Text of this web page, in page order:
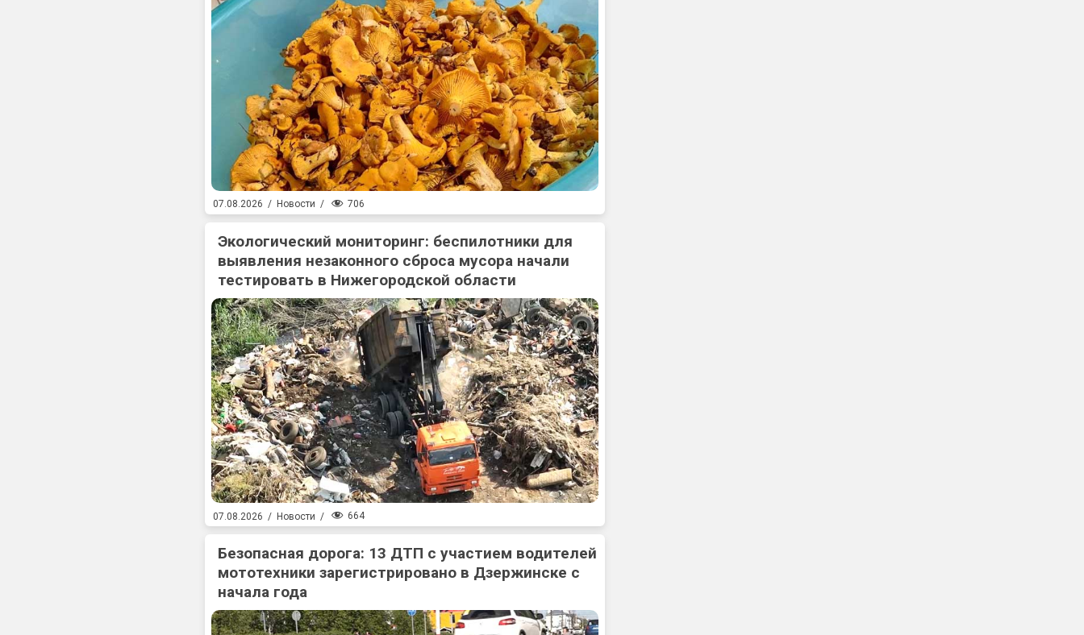
07.08.2026 / Новости / 706
Экологический мониторинг: беспилотники для
выявления незаконного сброса мусора начали
тестировать в Нижегородской области
07.08.2026 / Новости / 664
Безопасная дорога: 13 ДТП с участием водителей
мототехники зарегистрировано в Дзержинске с
начала года